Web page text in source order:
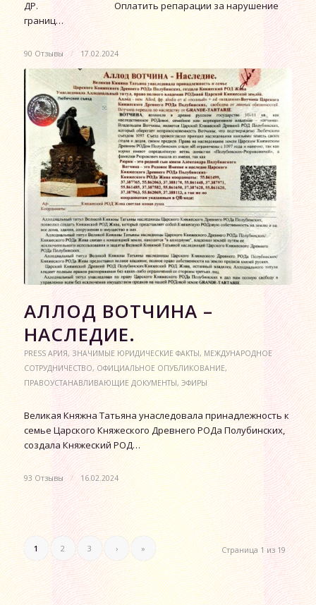
ДР. Оплатить репарации за нарушение
границ…
90 Отзывы / 17.02.2024
АЛЛОД ВОТЧИНА –
НАСЛЕДИЕ.
PRESS АРИЯ,ЗНАЧИМЫЕ ЮРИДИЧЕСКИЕ ФАКТЫ,МЕЖДУНАРОДНОЕ
СОТРУДНИЧЕСТВО,ОФИЦИАЛЬНОЕ ОПУБЛИКОВАНИЕ,
ПРАВОУСТАНАВЛИВАЮЩИЕ ДОКУМЕНТЫ,ЭФИРЫ
Великая Княжна Татьяна унаследовала принадлежность к
семье Царского Княжеского Древнего РОДа Полубинских,
создала Княжеский РОД…
93 Отзывы / 16.02.2024
Страница 1 из 19
1 2 3 › »